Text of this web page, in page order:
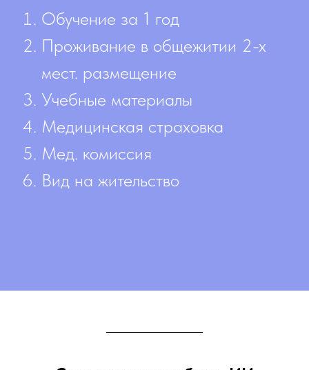
Обучение за 1 год
Проживание в общежитии 2-х
мест. размещение
Учебные материалы
Медицинская страховка
Мед. комиссия
Вид на жительство